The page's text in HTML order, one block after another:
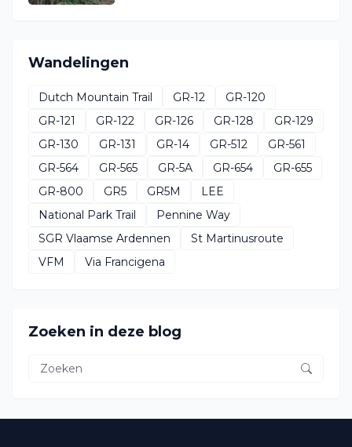
Wandelingen
Dutch Mountain Trail GR-12
GR-120
GR-121
GR-122 GR-126 GR-128
GR-129
GR-130
GR-131 GR-14 GR-512
GR-561
GR-564
GR-565 GR-5A GR-654
GR-655
GR-800
GR5 GR5M
LEE
National Park Trail
Pennine Way
SGR Vlaamse Ardennen
St Martinusroute
VFM
Via Francigena
Zoeken in deze blog